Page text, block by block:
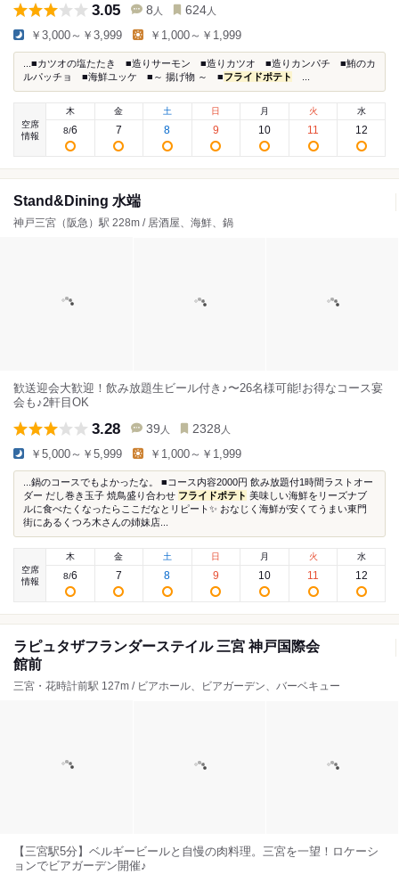
3.05 8 人 624 人
￥3,000～￥3,999 ￥1,000～￥1,999
...■カツオの塩たたき ■造りサーモン ■造りカツオ ■造りカンパチ ■鮪のカ
ルパッチョ ■海鮮ユッケ ■～ 揚げ物 ～ ■フライドポテト
空席
情報
木
8/6
金
7
土
8
日
9
月
10
火
11
水
12
Stand&Dining 水端
神戸三宮（阪急）駅 228m / 居酒屋、海鮮、鍋
歓送迎会大歓迎！飲み放題生ビール付き♪〜26名様可能!お得なコース宴
会も♪2軒目OK
3.28 39 人 2328 人
￥5,000～￥5,999 ￥1,000～￥1,999
...鍋のコースでもよかったな。 ■コース内容2000円 飲み放題付1時間ラストオー
ダー だし巻き玉子 焼鳥盛り合わせ フライドポテト 美味しい海鮮をリーズナブ
ルに食べたくなったらここだなとリピート✨ おなじく海鮮が安くてうまい東門
街にあるくつろ木さんの姉妹店...
空席
情報
木
8/6
金
7
土
8
日
9
月
10
火
11
水
12
ラピュタザフランダーステイル 三宮 神戸国際会
館前
三宮・花時計前駅 127m / ビアホール、ビアガーデン、バーベキュー
【三宮駅5分】ベルギービールと自慢の肉料理。三宮を一望！ロケーシ
ョンでビアガーデン開催♪